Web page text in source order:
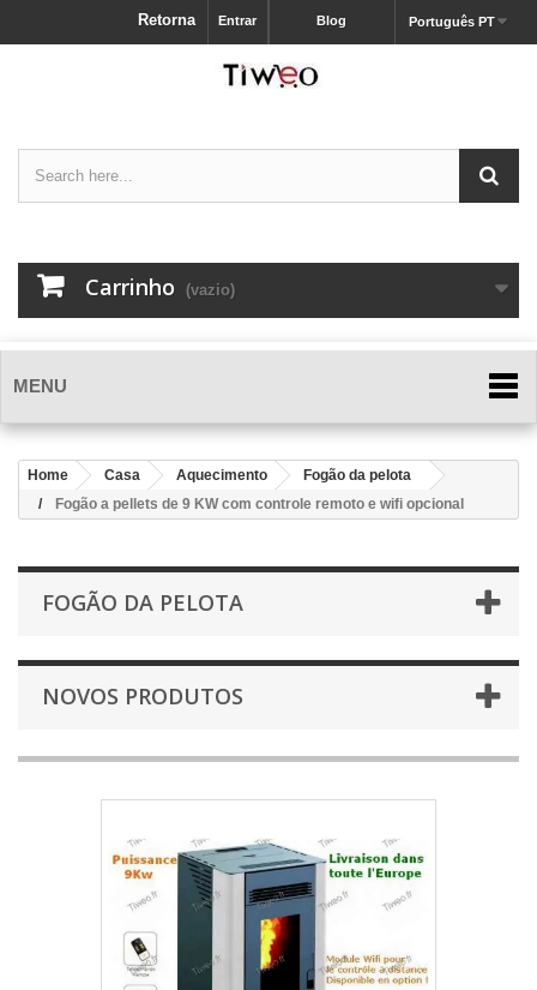
Português PT
Blog
Entrar
Retorna
Carrinho (vazio)
MENU
Home Casa Aquecimento
Fogão da pelota
Fogão a pellets de 9 KW com controle remoto e wifi opcional
FOGÃO DA PELOTA
NOVOS PRODUTOS